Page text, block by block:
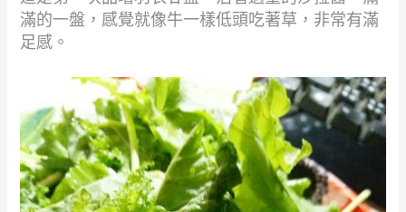
滿的一盤，感覺就像牛一樣低頭吃著草，非常有滿
足感。